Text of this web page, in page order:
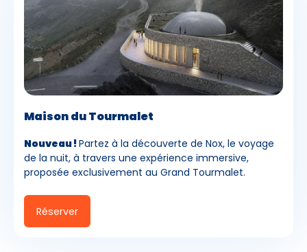
Maison du Tourmalet
Nouveau !Partez à la découverte de Nox, le voyage
de la nuit, à travers une expérience immersive,
proposée exclusivement au Grand Tourmalet.
Réserver